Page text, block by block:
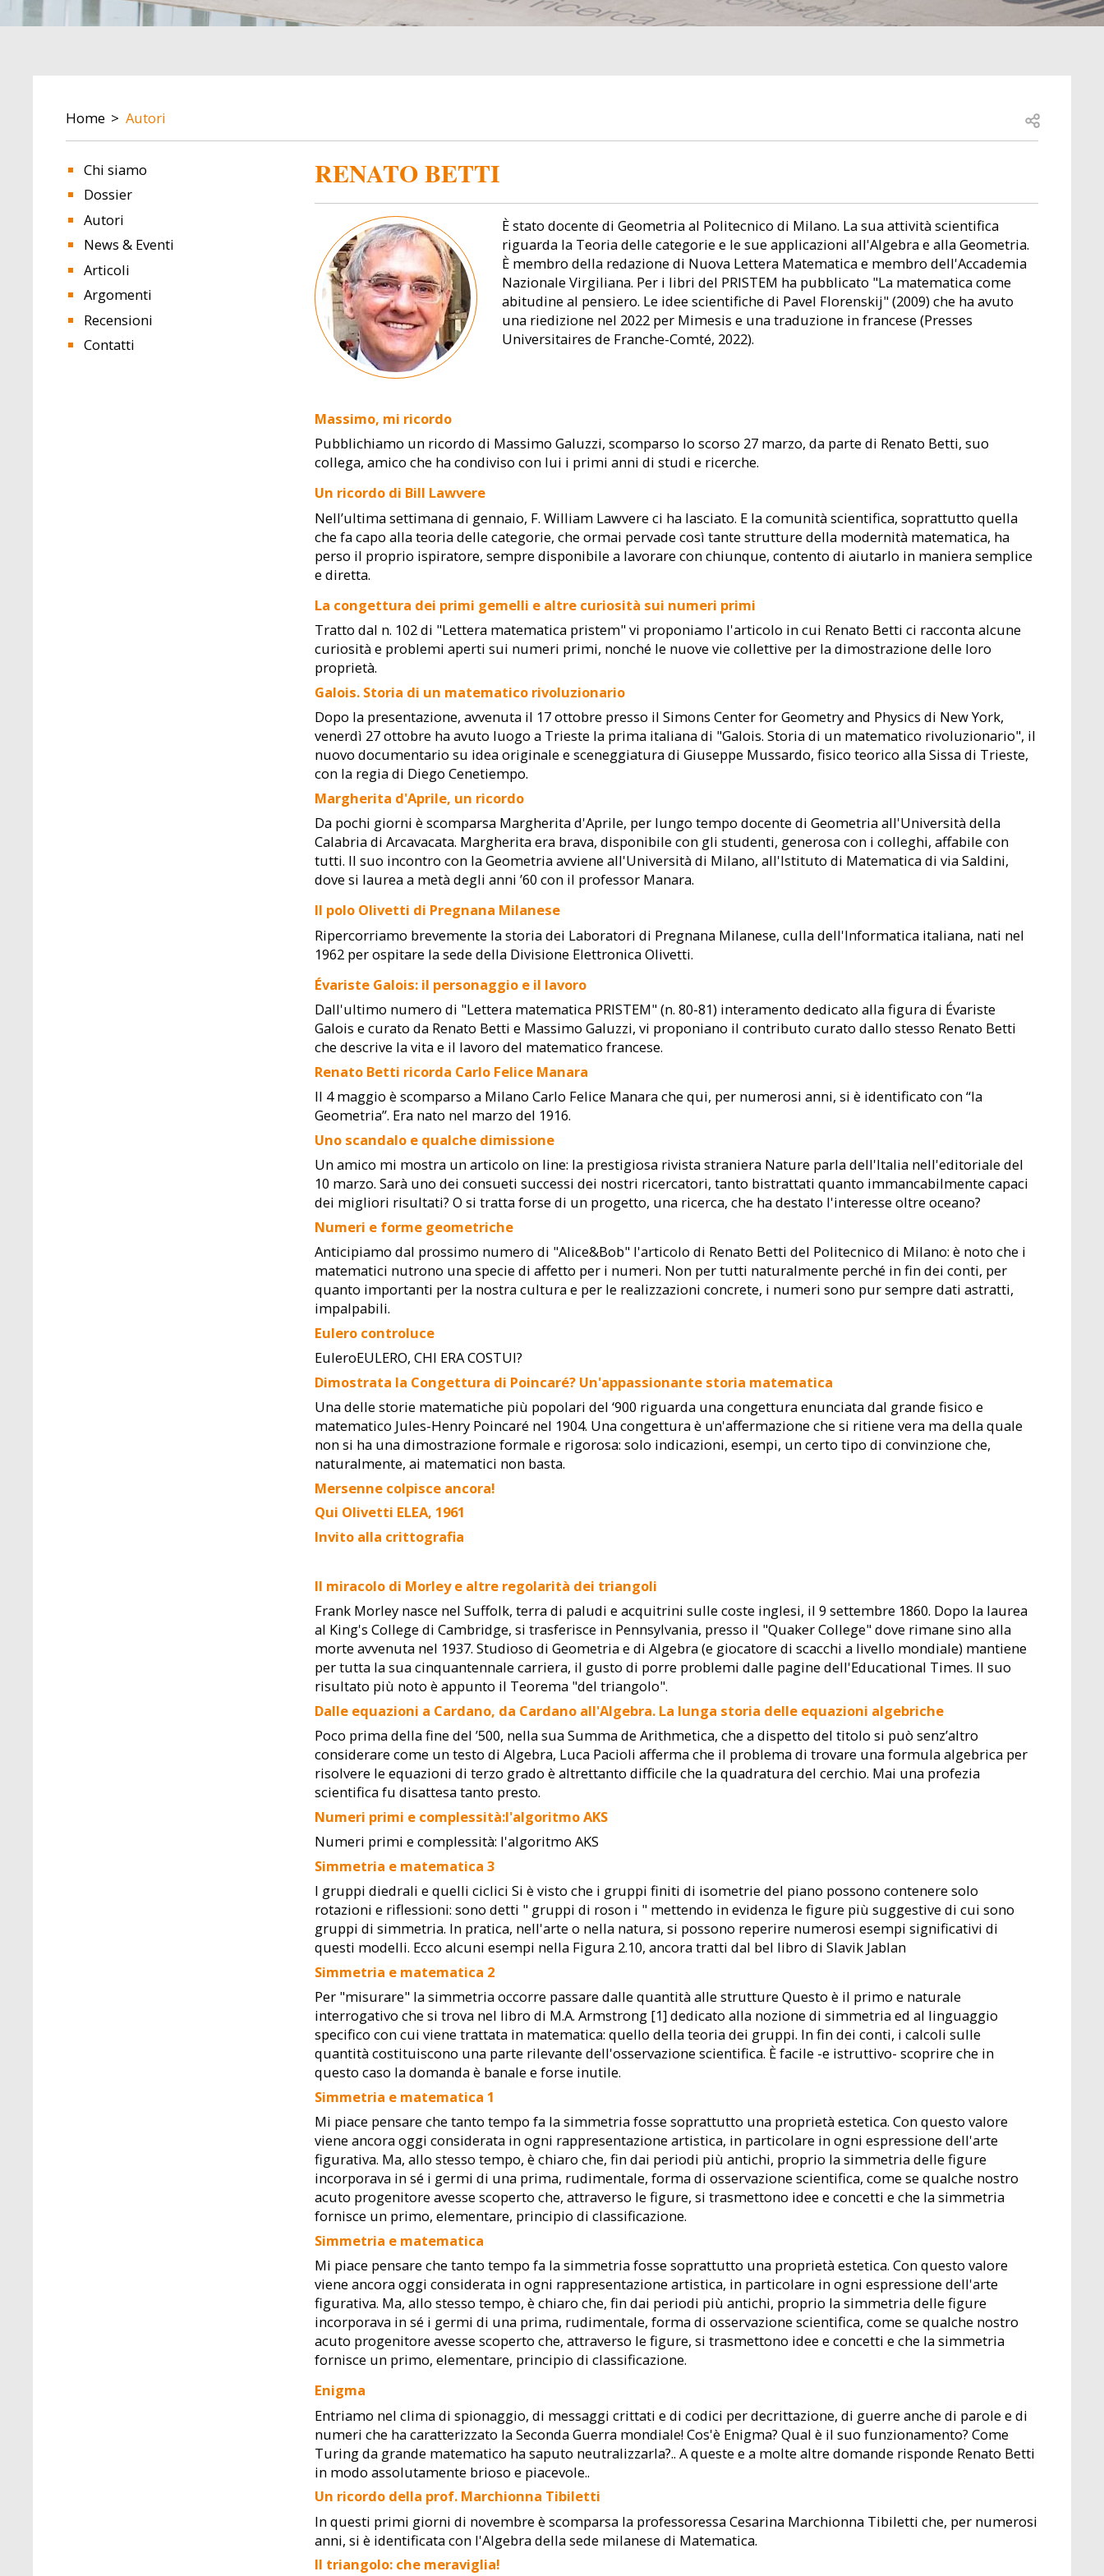
BREADCRUMB
Home Autori Open share
Chi siamo
Dossier
Autori
News & Eventi
Articoli
Argomenti
Recensioni
Contatti
RENATO BETTI
Image
È stato docente di Geometria al Politecnico di Milano. La sua attività scientifica
riguarda la Teoria delle categorie e le sue applicazioni all'Algebra e alla Geometria.
È membro della redazione di Nuova Lettera Matematica e membro dell'Accademia
Nazionale Virgiliana. Per i libri del PRISTEM ha pubblicato "La matematica come
abitudine al pensiero. Le idee scientifiche di Pavel Florenskij" (2009) che ha avuto
una riedizione nel 2022 per Mimesis e una traduzione in francese (Presses
Universitaires de Franche-Comté, 2022).
Massimo, mi ricordo
Pubblichiamo un ricordo di Massimo Galuzzi, scomparso lo scorso 27 marzo, da parte di Renato Betti, suo
collega, amico che ha condiviso con lui i primi anni di studi e ricerche.
Un ricordo di Bill Lawvere
Nell’ultima settimana di gennaio, F. William Lawvere ci ha lasciato. E la comunità scientifica, soprattutto quella
che fa capo alla teoria delle categorie, che ormai pervade così tante strutture della modernità matematica, ha
perso il proprio ispiratore, sempre disponibile a lavorare con chiunque, contento di aiutarlo in maniera semplice
e diretta.
La congettura dei primi gemelli e altre curiosità sui numeri primi
Tratto dal n. 102 di "Lettera matematica pristem" vi proponiamo l'articolo in cui Renato Betti ci racconta alcune
curiosità e problemi aperti sui numeri primi, nonché le nuove vie collettive per la dimostrazione delle loro
proprietà.
Galois. Storia di un matematico rivoluzionario
Dopo la presentazione, avvenuta il 17 ottobre presso il Simons Center for Geometry and Physics di New York,
venerdì 27 ottobre ha avuto luogo a Trieste la prima italiana di "Galois. Storia di un matematico rivoluzionario", il
nuovo documentario su idea originale e sceneggiatura di Giuseppe Mussardo, fisico teorico alla Sissa di Trieste,
con la regia di Diego Cenetiempo.
Margherita d'Aprile, un ricordo
Da pochi giorni è scomparsa Margherita d'Aprile, per lungo tempo docente di Geometria all'Università della
Calabria di Arcavacata. Margherita era brava, disponibile con gli studenti, generosa con i colleghi, affabile con
tutti. Il suo incontro con la Geometria avviene all'Università di Milano, all'Istituto di Matematica di via Saldini,
dove si laurea a metà degli anni ’60 con il professor Manara.
Il polo Olivetti di Pregnana Milanese
Ripercorriamo brevemente la storia dei Laboratori di Pregnana Milanese, culla dell'Informatica italiana, nati nel
1962 per ospitare la sede della Divisione Elettronica Olivetti.
Évariste Galois: il personaggio e il lavoro
Dall'ultimo numero di "Lettera matematica PRISTEM" (n. 80-81) interamento dedicato alla figura di Évariste
Galois e curato da Renato Betti e Massimo Galuzzi, vi proponiano il contributo curato dallo stesso Renato Betti
che descrive la vita e il lavoro del matematico francese.
Renato Betti ricorda Carlo Felice Manara
Il 4 maggio è scomparso a Milano Carlo Felice Manara che qui, per numerosi anni, si è identificato con “la
Geometria”. Era nato nel marzo del 1916.
Uno scandalo e qualche dimissione
Un amico mi mostra un articolo on line: la prestigiosa rivista straniera Nature parla dell'Italia nell'editoriale del
10 marzo. Sarà uno dei consueti successi dei nostri ricercatori, tanto bistrattati quanto immancabilmente capaci
dei migliori risultati? O si tratta forse di un progetto, una ricerca, che ha destato l'interesse oltre oceano?
Numeri e forme geometriche
Anticipiamo dal prossimo numero di "Alice&Bob" l'articolo di Renato Betti del Politecnico di Milano: è noto che i
matematici nutrono una specie di affetto per i numeri. Non per tutti naturalmente perché in fin dei conti, per
quanto importanti per la nostra cultura e per le realizzazioni concrete, i numeri sono pur sempre dati astratti,
impalpabili.
Eulero controluce
EuleroEULERO, CHI ERA COSTUI?
Dimostrata la Congettura di Poincaré? Un'appassionante storia matematica
Una delle storie matematiche più popolari del ‘900 riguarda una congettura enunciata dal grande fisico e
matematico Jules-Henry Poincaré nel 1904. Una congettura è un'affermazione che si ritiene vera ma della quale
non si ha una dimostrazione formale e rigorosa: solo indicazioni, esempi, un certo tipo di convinzione che,
naturalmente, ai matematici non basta.
Mersenne colpisce ancora!
Qui Olivetti ELEA, 1961
Invito alla crittografia
Il miracolo di Morley e altre regolarità dei triangoli
Frank Morley nasce nel Suffolk, terra di paludi e acquitrini sulle coste inglesi, il 9 settembre 1860. Dopo la laurea
al King's College di Cambridge, si trasferisce in Pennsylvania, presso il "Quaker College" dove rimane sino alla
morte avvenuta nel 1937. Studioso di Geometria e di Algebra (e giocatore di scacchi a livello mondiale) mantiene
per tutta la sua cinquantennale carriera, il gusto di porre problemi dalle pagine dell'Educational Times. Il suo
risultato più noto è appunto il Teorema "del triangolo".
Dalle equazioni a Cardano, da Cardano all'Algebra. La lunga storia delle equazioni algebriche
Poco prima della fine del ’500, nella sua Summa de Arithmetica, che a dispetto del titolo si può senz’altro
considerare come un testo di Algebra, Luca Pacioli afferma che il problema di trovare una formula algebrica per
risolvere le equazioni di terzo grado è altrettanto difficile che la quadratura del cerchio. Mai una profezia
scientifica fu disattesa tanto presto.
Numeri primi e complessità:l'algoritmo AKS
Numeri primi e complessità: l'algoritmo AKS
Simmetria e matematica 3
I gruppi diedrali e quelli ciclici Si è visto che i gruppi finiti di isometrie del piano possono contenere solo
rotazioni e riflessioni: sono detti " gruppi di roson i " mettendo in evidenza le figure più suggestive di cui sono
gruppi di simmetria. In pratica, nell'arte o nella natura, si possono reperire numerosi esempi significativi di
questi modelli. Ecco alcuni esempi nella Figura 2.10, ancora tratti dal bel libro di Slavik Jablan
Simmetria e matematica 2
Per "misurare" la simmetria occorre passare dalle quantità alle strutture Questo è il primo e naturale
interrogativo che si trova nel libro di M.A. Armstrong [1] dedicato alla nozione di simmetria ed al linguaggio
specifico con cui viene trattata in matematica: quello della teoria dei gruppi. In fin dei conti, i calcoli sulle
quantità costituiscono una parte rilevante dell'osservazione scientifica. È facile -e istruttivo- scoprire che in
questo caso la domanda è banale e forse inutile.
Simmetria e matematica 1
Mi piace pensare che tanto tempo fa la simmetria fosse soprattutto una proprietà estetica. Con questo valore
viene ancora oggi considerata in ogni rappresentazione artistica, in particolare in ogni espressione dell'arte
figurativa. Ma, allo stesso tempo, è chiaro che, fin dai periodi più antichi, proprio la simmetria delle figure
incorporava in sé i germi di una prima, rudimentale, forma di osservazione scientifica, come se qualche nostro
acuto progenitore avesse scoperto che, attraverso le figure, si trasmettono idee e concetti e che la simmetria
fornisce un primo, elementare, principio di classificazione.
Simmetria e matematica
Mi piace pensare che tanto tempo fa la simmetria fosse soprattutto una proprietà estetica. Con questo valore
viene ancora oggi considerata in ogni rappresentazione artistica, in particolare in ogni espressione dell'arte
figurativa. Ma, allo stesso tempo, è chiaro che, fin dai periodi più antichi, proprio la simmetria delle figure
incorporava in sé i germi di una prima, rudimentale, forma di osservazione scientifica, come se qualche nostro
acuto progenitore avesse scoperto che, attraverso le figure, si trasmettono idee e concetti e che la simmetria
fornisce un primo, elementare, principio di classificazione.
Enigma
Entriamo nel clima di spionaggio, di messaggi crittati e di codici per decrittazione, di guerre anche di parole e di
numeri che ha caratterizzato la Seconda Guerra mondiale! Cos'è Enigma? Qual è il suo funzionamento? Come
Turing da grande matematico ha saputo neutralizzarla?.. A queste e a molte altre domande risponde Renato Betti
in modo assolutamente brioso e piacevole..
Un ricordo della prof. Marchionna Tibiletti
In questi primi giorni di novembre è scomparsa la professoressa Cesarina Marchionna Tibiletti che, per numerosi
anni, si è identificata con l'Algebra della sede milanese di Matematica.
Il triangolo: che meraviglia!